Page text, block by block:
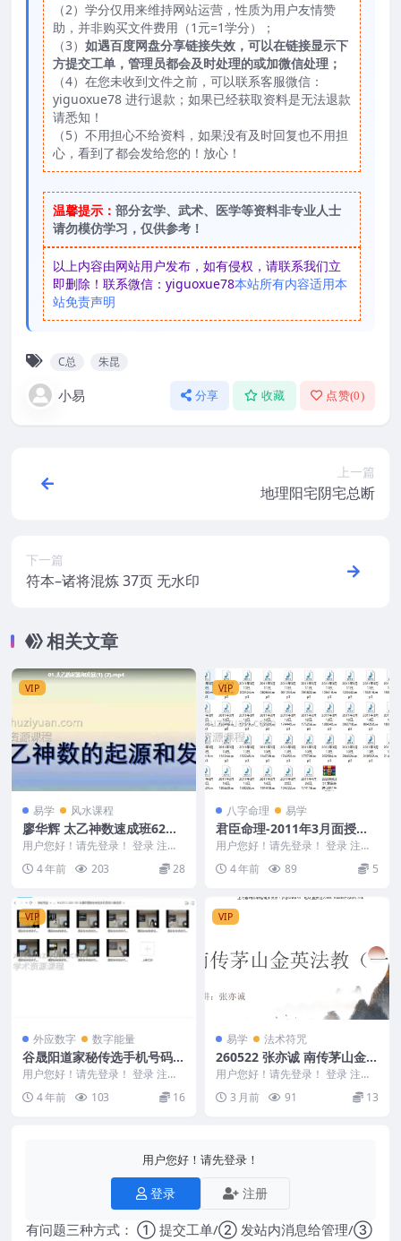
（2）学分仅用来维持网站运营，性质为用户友情赞
助，并非购买文件费用（1元=1学分）；
（3） 如遇百度网盘分享链接失效，可以在链接显示下
方提交工单，管理员都会及时处理的或加微信处理；
（4）在您未收到文件之前，可以联系客服微信：
yiguoxue78 进行退款；如果已经获取资料是无法退款
请悉知！
（5）不用担心不给资料，如果没有及时回复也不用担
心，看到了都会发给您的！放心！
温馨提示： 部分玄学、武术、医学等资料非专业人士
请勿模仿学习，仅供参考！
以上内容由网站用户发布，如有侵权，请联系我们立
即删除！联系微信：yiguoxue78本站所有内容适用本
站免责声明
C总 朱昆
小易 分享 收藏 点赞(0)
上一篇
地理阳宅阴宅总断
下一篇
符本–诸将混炼 37页 无水印
相关文章
VIP
易学 风水课程
廖华辉 太乙神数速成班62集
视频课程
用户您好！请先登录！ 登录 注册
廖华辉 太乙神数速成班62集 编
号：2946D...
4 年前 203 28
VIP
八字命理 易学
君臣命理-2011年3月面授班
录音43个
用户您好！请先登录！ 登录 注册
君臣命理-2011年3月面授班录音
编号：22...
4 年前 89 5
VIP
外应数字 数字能量
谷晟阳道家秘传选手机号码1
0集视频
用户您好！请先登录！ 登录 注册
谷晟阳道家秘传选手机号码10集视
频 编号MY2...
4 年前 103 16
VIP
易学 法术符咒
260522 张亦诚 南传茅山金英
法教一法本Y
用户您好！请先登录！ 登录 注册
张亦诚 南传茅山金英法教一法本Y
16p 260...
3 月前 91 13
用户您好！请先登录！
登录 注册
有问题三种方式： ① 提交工单/② 发站内消息给管理/③